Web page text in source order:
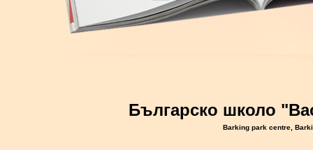
Българско школо
Barking park centre,